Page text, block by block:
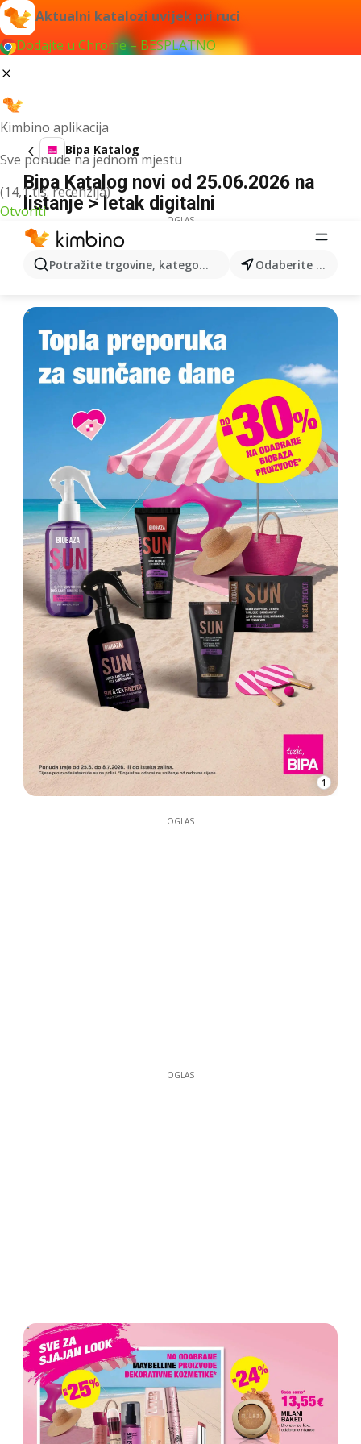
Aktualni katalozi uvijek pri ruci
Dodajte u Chrome – BESPLATNO
Kimbino aplikacija
Sve ponude na jednom mjestu
(14,1 tis. recenzija)
Otvoriti
Potražite trgovine, kategorije, proizvode... Odaberite grad
Bipa Katalog
Bipa Katalog novi od 25.06.2026 na
listanje > letak digitalni
OGLAS
1
OGLAS
OGLAS